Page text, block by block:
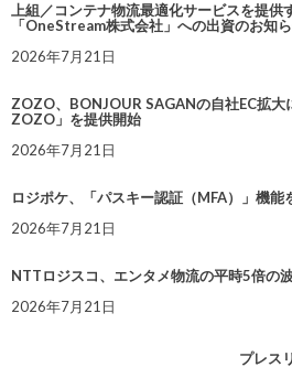
上組／コンテナ物流最適化サービスを提
「OneStream株式会社」への出資のお知
2026年7月21日
ZOZO、BONJOUR SAGANの自社EC拡
ZOZO」を提供開始
2026年7月21日
ロジポケ、「パスキー認証（MFA）」機能
2026年7月21日
NTTロジスコ、エンタメ物流の平時5倍の
2026年7月21日
プレス